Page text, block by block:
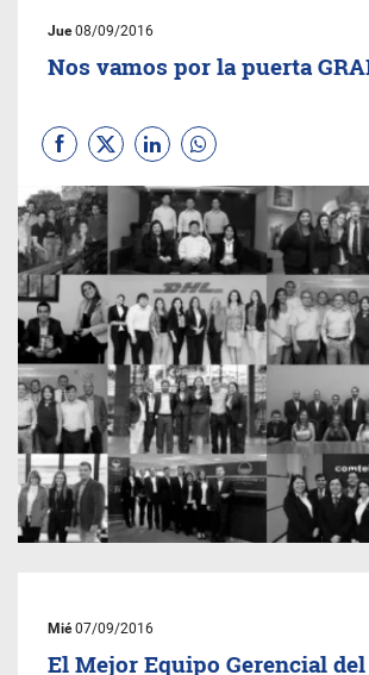
Jue08/09/2016
Nos vamos por la puerta
Mié07/09/2016
El Mejor Equipo Gerencial